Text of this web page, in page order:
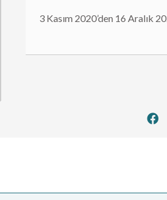
3 Kasım 2020’den 16 Aralık